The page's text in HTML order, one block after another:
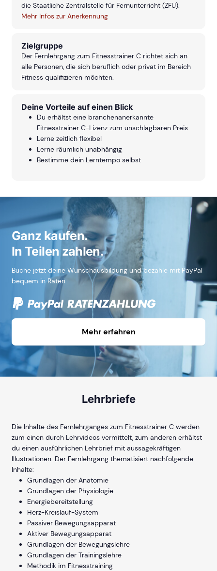
die Staatliche Zentralstelle für Fernunterricht (ZFU).
Mehr Infos zur Anerkennung
Zielgruppe
Der Fernlehrgang zum Fitnesstrainer C richtet sich an
alle Personen, die sich beruflich oder privat im Bereich
Fitness qualifizieren möchten.
Deine Vorteile auf einen Blick
Du erhältst eine branchenanerkannte
Fitnesstrainer C-Lizenz zum unschlagbaren Preis
Lerne zeitlich flexibel
Lerne räumlich unabhängig
Bestimme dein Lerntempo selbst
Ganz kaufen.
In Teilen zahlen.
Buche jetzt deine Wunschausbildung und bezahle mit PayPal
bequem in Raten.
Mehr erfahren
Lehrbriefe
Die Inhalte des Fernlehrganges zum Fitnesstrainer C werden
zum einen durch Lehrvideos vermittelt, zum anderen erhältst
du einen ausführlichen Lehrbrief mit aussagekräftigen
Illustrationen. Der Fernlehrgang thematisiert nachfolgende
Inhalte:
Grundlagen der Anatomie
Grundlagen der Physiologie
Energiebereitstellung
Herz-Kreislauf-System
Passiver Bewegungsapparat
Aktiver Bewegungsapparat
Grundlagen der Bewegungslehre
Grundlagen der Trainingslehre
Methodik im Fitnesstraining